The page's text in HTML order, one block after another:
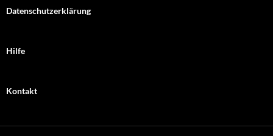
Datenschutzerklärung
Hilfe
Kontakt